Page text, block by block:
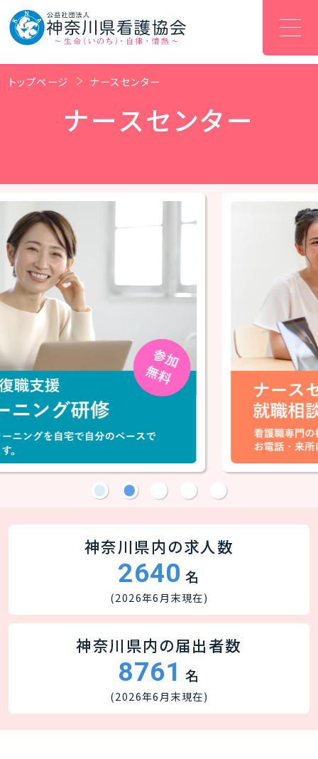
トップページ ナースセンター
ナースセンター
神奈川県内の求人数
2640 名
(2026年6月末現在)
神奈川県内の届出者数
8761 名
(2026年6月末現在)